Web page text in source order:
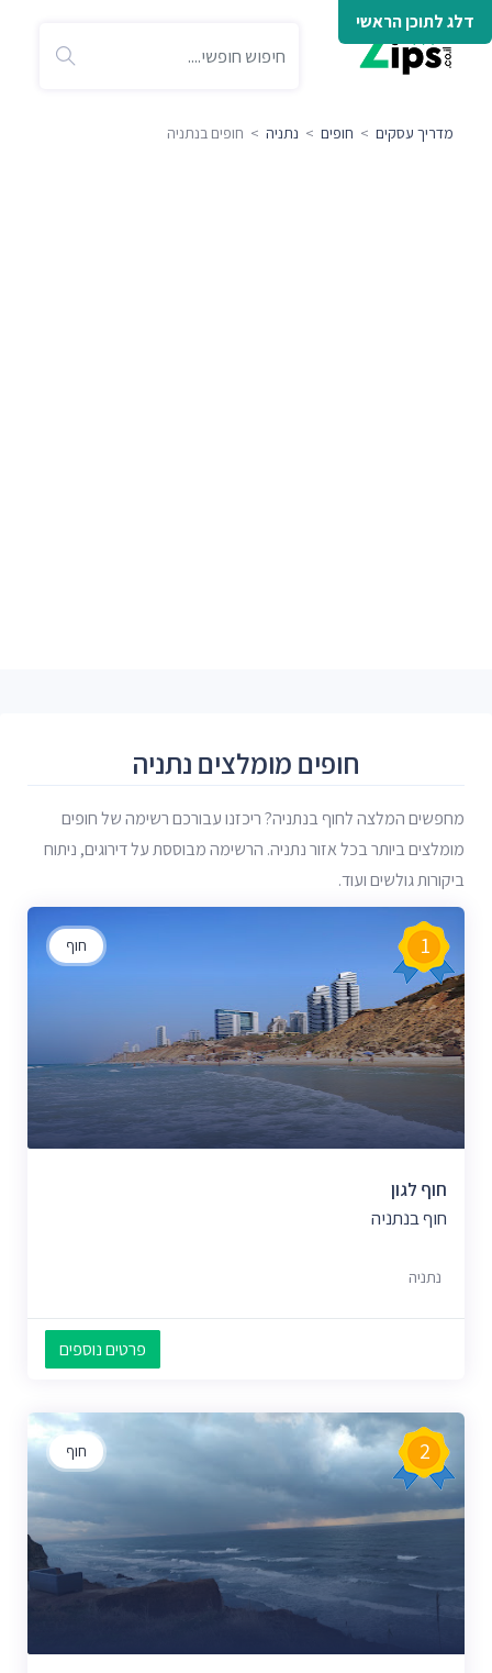
דלג לתוכן הראשי
מדריך עסקים > חופים > נתניה > חופים בנתניה
חופים מומלצים נתניה
מחפשים המלצה לחוף בנתניה? ריכזנו עבורכם רשימה של חופים
מומלצים ביותר בכל אזור נתניה. הרשימה מבוססת על דירוגים, ניתוח
ביקורות גולשים ועוד.
חוף 1
חוף לגון
חוף בנתניה
נתניה
פרטים נוספים
חוף 2